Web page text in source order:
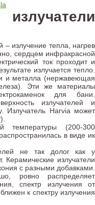
– излучение тепла, нагрев
сердцем инфракрасной
ток проходит и
излучается тепло.
и металла (нержавеющая
Эти же материалы
для бани.
излучателей и
Излучатель Harvia может
температуры (200-300
в виде ик
не так долог как у
Керамические излучатели
с разными добавками.
ровно распределяет
спектр излучения от
к спектру излучения